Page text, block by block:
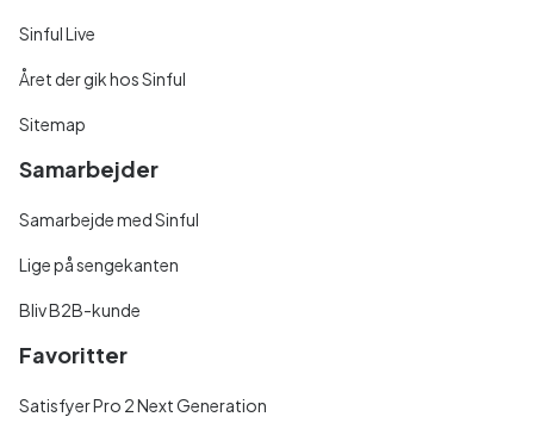
Sinful Live
Året der gik hos Sinful
Sitemap
Samarbejder
Samarbejde med Sinful
Lige på sengekanten
Bliv B2B-kunde
Favoritter
Satisfyer Pro 2 Next Generation